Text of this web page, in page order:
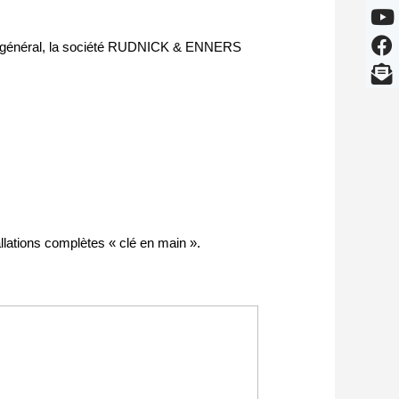
la société RUDNICK & ENNERS
complètes « clé en main ».